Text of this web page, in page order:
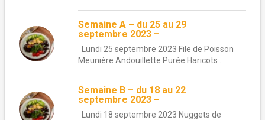
Semaine A – du 25 au 29
septembre 2023 –
Lundi 25 septembre 2023 File de Poisson
Meunière Andouillette Purée Haricots ...
Semaine B – du 18 au 22
septembre 2023 –
Lundi 18 septembre 2023 Nuggets de